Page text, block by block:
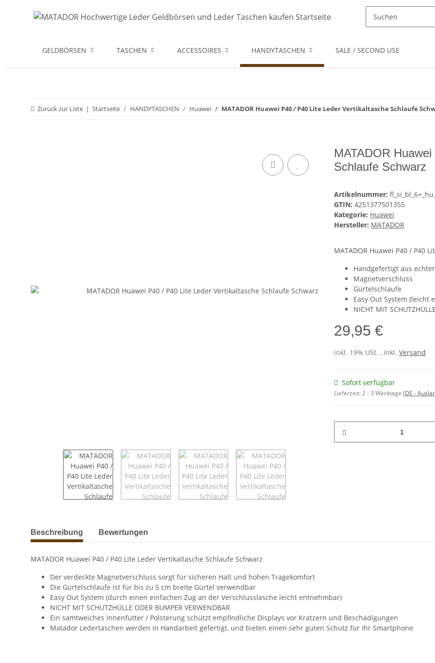
GELDBÖRSEN TASCHEN ACCESSOIRES HANDYTASCHEN SALE / SECOND USE
Zurück zur Liste Startseite HANDYTASCHEN Huawei MATADOR Huawei P40 / P40 Lite Leder Vertikaltasche Schlaufe
MATADOR
Schlaufe Schwarz
Artikelnummer:
GTIN: 4251377501355
Kategorie: Huawei
Hersteller: MATADOR
MATADOR Huawei P40 / P40
Handgefertigt aus
Magnetverschluss
Gürtelschlaufe
Easy Out System (leicht
NICHT MIT
29,95 €
inkl. 19% USt. , inkl. Versand
Sofort verfügbar
Lieferzeit:2 - 3 Werktage (DE -
weitere Registerkarten anzeigen
Beschreibung Bewertungen
MATADOR Huawei P40 / P40 Lite Leder Vertikaltasche Schlaufe Schwarz
Der verdeckte Magnetverschluss sorgt für sicheren Halt und hohen Tragekomfort
Die Gürtelschlaufe ist für bis zu 5 cm breite Gürtel verwendbar
Easy Out System (durch einen einfachen Zug an der Verschlusslasche leicht entnehmbar)
NICHT MIT SCHUTZHÜLLE ODER BUMPER VERWENDBAR
Ein samtweiches Innenfutter / Polsterung schützt empfindliche Displays vor Kratzern und Beschädigungen
Matador Ledertaschen werden in Handarbeit gefertigt, und bieten einen sehr guten Schutz für Ihr Smartphone